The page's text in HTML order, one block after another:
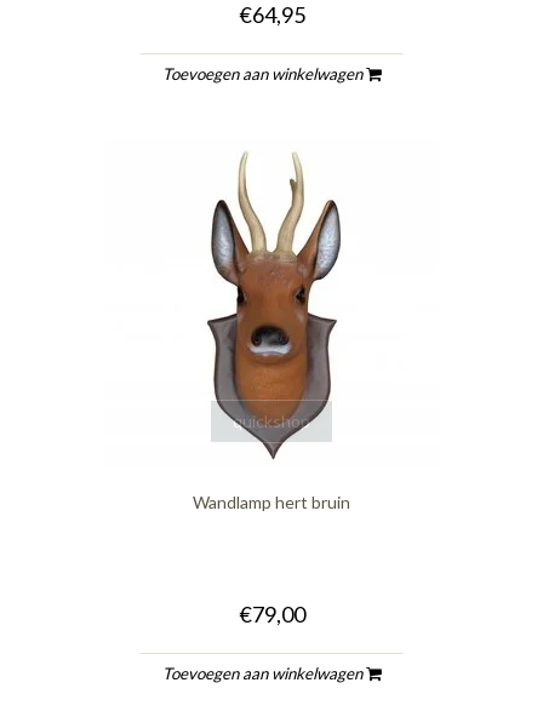
€64,95
Toevoegen aan winkelwagen
quickshop
Wandlamp hert bruin
€79,00
Toevoegen aan winkelwagen